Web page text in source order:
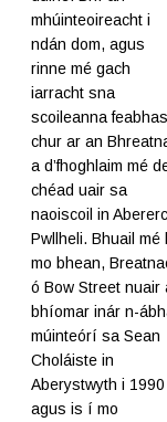
mhúinteoireacht i
ndán dom, agus
rinne mé gach
iarracht sna
scoileanna
chur ar an
a d’fhoghlaim mé
chéad uair sa
naoiscoil in
Pwllheli. Bhuail mé
mo bhean,
ó Bow Street nuair
bhíomar inár n-
múinteórí sa Sean
Choláiste in
Aberystwyth i 1990
agus is í mo